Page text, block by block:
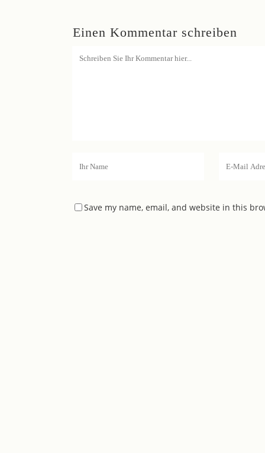
Einen Kommentar schreiben
Save my name, email, and website in this